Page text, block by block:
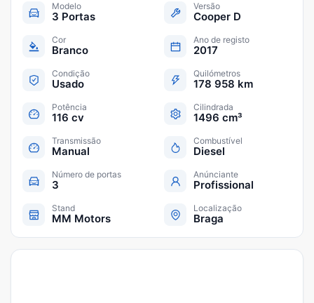
Modelo
3 Portas
Versão
Cooper D
Cor
Branco
Ano de registo
2017
Condição
Usado
Quilómetros
178 958 km
Potência
116 cv
Cilindrada
1496 cm³
Transmissão
Manual
Combustível
Diesel
Número de portas
3
Anúnciante
Profissional
Stand
MM Motors
Localização
Braga